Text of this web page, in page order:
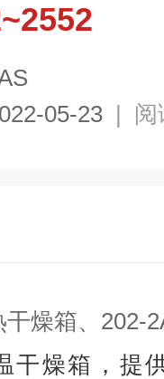
05-23 | 阅
燥箱、202-
干燥箱，提